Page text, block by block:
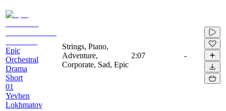
Epic
Orchestral
Drama
Short
01
Yevhen
Lokhmatov
Strings, Piano,
Adventure,
Corporate, Sad, Epic
2:07 -